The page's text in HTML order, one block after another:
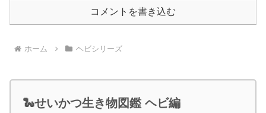
コメントを書き込む
ホーム ヘビシリーズ
🐍せいかつ生き物図鑑 ヘビ編